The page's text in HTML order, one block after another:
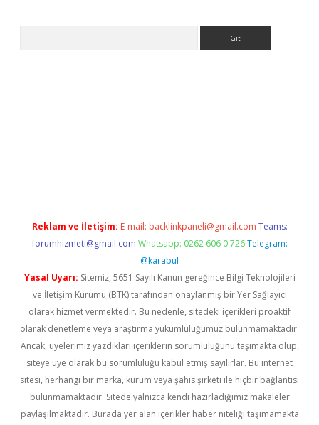
Reklam ve İletişim: E-mail: backlinkpaneli@gmail.com Teams:
forumhizmeti@gmail.com Whatsapp: 0262 606 0 726 Telegram:
@karabul
Yasal Uyarı: Sitemiz, 5651 Sayılı Kanun gereğince Bilgi Teknolojileri
ve İletişim Kurumu (BTK) tarafından onaylanmış bir Yer Sağlayıcı
olarak hizmet vermektedir. Bu nedenle, sitedeki içerikleri proaktif
olarak denetleme veya araştırma yükümlülüğümüz bulunmamaktadır.
Ancak, üyelerimiz yazdıkları içeriklerin sorumluluğunu taşımakta olup,
siteye üye olarak bu sorumluluğu kabul etmiş sayılırlar. Bu internet
sitesi, herhangi bir marka, kurum veya şahıs şirketi ile hiçbir bağlantısı
bulunmamaktadır. Sitede yalnızca kendi hazırladığımız makaleler
paylaşılmaktadır. Burada yer alan içerikler haber niteliği taşımamakta